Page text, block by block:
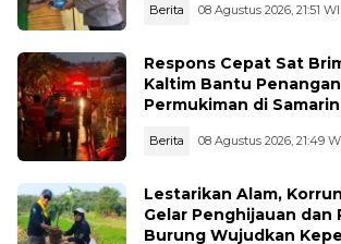
Berita 08 Agustus 2026, 21:51
Respons Cepat Sat
Kaltim Bantu
Permukiman di
Berita 08 Agustus 2026, 21:49
Lestarikan Alam,
Gelar Penghijauan dan
Burung Wujudkan